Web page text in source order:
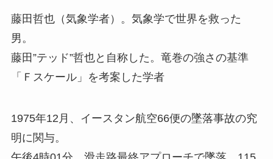
藤田哲也（気象学者）。気象学で世界を救った
男。
藤田”テッド”哲也と自称した。竜巻の強さの基準
「Ｆスケール」を考案した学者
1975年12月、イースタン航空66便の墜落事故の究
明に関与。